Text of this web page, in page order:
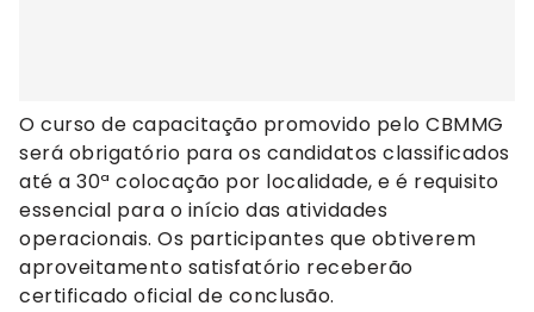
O curso de capacitação promovido pelo CBMMG
será obrigatório para os candidatos classificados
até a 30ª colocação por localidade, e é requisito
essencial para o início das atividades
operacionais. Os participantes que obtiverem
aproveitamento satisfatório receberão
certificado oficial de conclusão.